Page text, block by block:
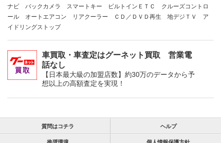
ナビ バックカメラ スマートキー ビルトインＥＴＣ クルーズコントロ
ール オートエアコン リアクーラー ＣＤ／ＤＶＤ再生 地デジＴＶ ア
イドリングストップ
車買取・車査定はグーネット買取 営業電
話なし
【日本最大級の加盟店数】約30万のデータから予
想以上の高額査定を実現！
質問はコチラ ヘルプ